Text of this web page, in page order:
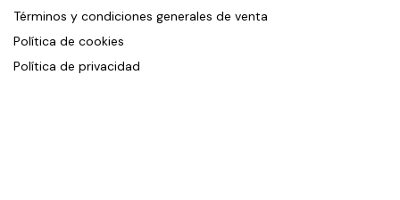
Términos y condiciones generales de venta
Política de cookies
Política de privacidad